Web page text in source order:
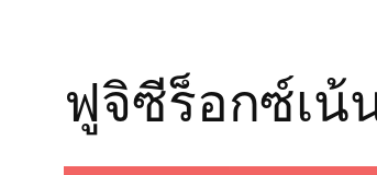
ฟูจิซีร็อกซ์เน้